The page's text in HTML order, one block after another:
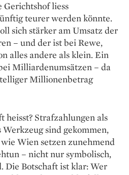
Gerichtshof liess
teurer werden könnte.
sich stärker am Umsatz der
– und der ist bei Rewe,
alles andere als klein. Ein
Milliardenumsätzen – da
Millionenbetrag
heisst? Strafzahlungen als
sind gekommen,
Wien setzen zunehmend
– nicht nur symbolisch,
Die Botschaft ist klar: Wer